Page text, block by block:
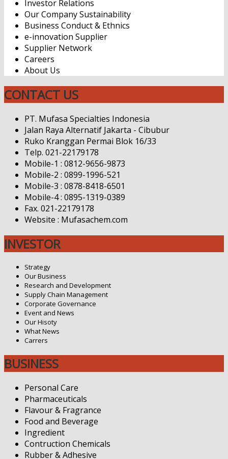
Investor Relations
Our Company Sustainability
Business Conduct & Ethnics
e-innovation Supplier
Supplier Network
Careers
About Us
CONTACT US
PT. Mufasa Specialties Indonesia
Jalan Raya Alternatif Jakarta - Cibubur
Ruko Kranggan Permai Blok 16/33
Telp. 021-22179178
Mobile-1 : 0812-9656-9873
Mobile-2 : 0899-1996-521
Mobile-3 : 0878-8418-6501
Mobile-4 : 0895-1319-0389
Fax. 021-22179178
Website : Mufasachem.com
INVESTOR
Strategy
Our Business
Research and Development
Supply Chain Management
Corporate Governance
Event and News
Our Hisoty
What News
Carrers
BUSINESS
Personal Care
Pharmaceuticals
Flavour & Fragrance
Food and Beverage
Ingredient
Contruction Chemicals
Rubber & Adhesive